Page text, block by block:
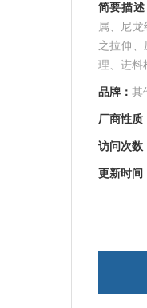
简要描述
属、尼
之拉伸
理、进料
品牌： 其
厂商性质
访问次数
更新时间